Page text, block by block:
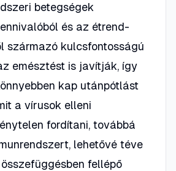
betegségek
és az étrend-
származó kulcsfontosságú
emésztést is javítják, így
kap utánpótlást
a vírusok elleni
fordítani, továbbá
lehetővé téve
fellépő